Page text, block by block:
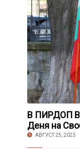
В ПИРДОП
Деня на
АВГУСТ 25, 2023